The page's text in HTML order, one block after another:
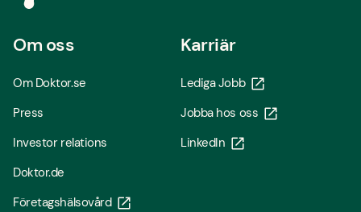
Om oss
Om Doktor.se
Press
Investor relations
Doktor.de
Företagshälsovård
Karriär
Lediga Jobb
Jobba hos oss
LinkedIn